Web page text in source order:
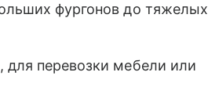
фургонов до тяжелых
для перевозки мебели или